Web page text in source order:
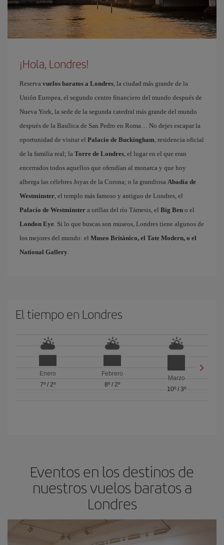
¡Hola, Londres!
Reserva vuelos baratos a Londres, la ciudad más grande de la
Unión Europea, el segundo centro financiero del mundo después de
Nueva York, la sede de la segunda catedral más grande del mundo
después de la Basílica de San Pedro en Roma… No dejes escapar la
oportunidad de visitar el Palacio de Buckingham, residencia oficial
de la familia real; la Torre de Londres, el lugar en el que eran
encerrados todos aquellos que ofendían al monarca y que hoy
alberga las célebres Joyas de la Corona; o la grandiosa Abadía de
Westminster, el templo más famoso y antiguo de Londres, el
Palacio de Westminster a orillas del río Támesis, el Big Ben o el
London Eye. Si lo que buscas son museos, Londres tiene algunos de
los mejores del mundo: el Museo Británico, el Tate Modern, o el
National Gallery.
El tiempo en Londres
Enero
7º/ 2º
Febrero
8º/ 2º
Marzo
10º/ 3º
Eventos en los destinos de
nuestros vuelos baratos a
Londres